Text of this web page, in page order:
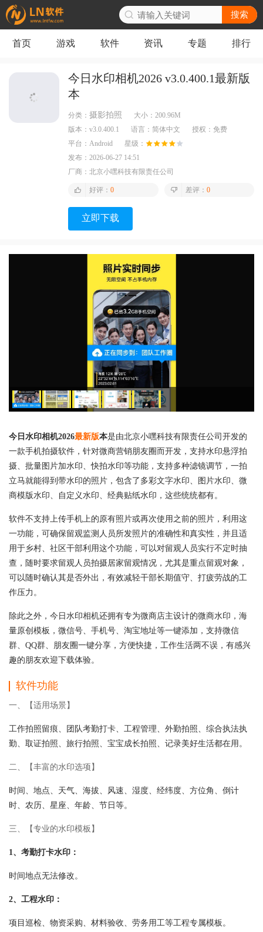
搜索
首页 游戏 软件 资讯 专题 排行
今日水印相机2026 v3.0.400.1最新版
本
分类： 摄影拍照 大小： 200.96M
版本： v3.0.400.1 语言： 简体中文 授权： 免费
平台： Android
星级：
发布： 2026-06-27 14:51
厂商： 北京小嘿科技有限责任公司
好评： 0 差评： 0
立即下载
今日水印相机2026最新版本是由北京小嘿科技有限责任公司开发的
一款手机拍摄软件，针对微商营销朋友圈而开发，支持水印悬浮拍
摄、批量图片加水印、快拍水印等功能，支持多种滤镜调节，一拍
立马就能得到带水印的照片，包含了多彩文字水印、图片水印、微
商模版水印、自定义水印、经典贴纸水印，这些统统都有。
软件不支持上传手机上的原有照片或再次使用之前的照片，利用这
一功能，可确保留观监测人员所发照片的准确性和真实性，并且适
用于乡村、社区干部利用这个功能，可以对留观人员实行不定时抽
查，随时要求留观人员拍摄居家留观情况，尤其是重点留观对象，
可以随时确认其是否外出，有效减轻干部长期值守、打疲劳战的工
作压力。
除此之外，今日水印相机还拥有专为微商店主设计的微商水印，海
量原创模板，微信号、手机号、淘宝地址等一键添加，支持微信
群、QQ群、朋友圈一键分享，方便快捷，工作生活两不误，有感兴
趣的朋友欢迎下载体验。
软件功能
一、【适用场景】
工作拍照留痕、团队考勤打卡、工程管理、外勤拍照、综合执法执
勤、取证拍照、旅行拍照、宝宝成长拍照、记录美好生活都在用。
二、【丰富的水印选项】
时间、地点、天气、海拔、风速、湿度、经纬度、方位角、倒计
时、农历、星座、年龄、节日等。
三、【专业的水印模板】
1、考勤打卡水印：
时间地点无法修改。
2、工程水印：
项目巡检、物资采购、材料验收、劳务用工等工程专属模板。